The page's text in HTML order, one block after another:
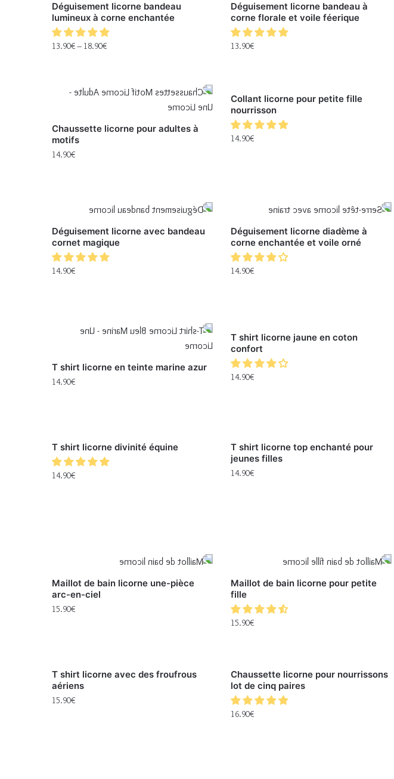
Déguisement licorne bandeau
lumineux à corne enchantée
13.90€– 18.90€
Déguisement licorne bandeau à
corne florale et voile féerique
13.90€
Chaussette licorne pour adultes à
motifs
14.90€
Collant licorne pour petite fille
nourrisson
14.90€
Déguisement licorne avec bandeau
cornet magique
14.90€
Déguisement licorne diadème à
corne enchantée et voile orné
14.90€
T shirt licorne en teinte marine azur
14.90€
T shirt licorne jaune en coton
confort
14.90€
T shirt licorne divinité équine
14.90€
T shirt licorne top enchanté pour
jeunes filles
14.90€
Maillot de bain licorne une-pièce
arc-en-ciel
15.90€
Maillot de bain licorne pour petite
fille
15.90€
T shirt licorne avec des froufrous
aériens
15.90€
Chaussette licorne pour nourrissons
lot de cinq paires
16.90€